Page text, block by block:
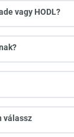
vagy HODL?
válassz